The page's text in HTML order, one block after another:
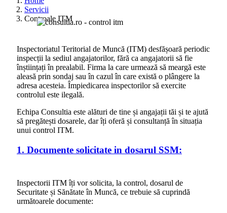
Servicii
Controale ITM
Inspectoriatul Teritorial de Muncă (ITM) desfășoară periodic
inspecții la sediul angajatorilor, fără ca angajatorii să fie
înștiințați în prealabil. Firma la care urmează să meargă este
aleasă prin sondaj sau în cazul în care există o plângere la
adresa acesteia. Împiedicarea inspectorilor să exercite
controlul este ilegală.
Echipa Consultia este alături de tine și angajații tăi și te ajută
să pregătești dosarele, dar îți oferă și consultanță în situația
unui control ITM.
1. Documente solicitate in dosarul SSM:
Inspectorii ITM îți vor solicita, la control, dosarul de
Securitate și Sănătate în Muncă, ce trebuie să cuprindă
următoarele documente: